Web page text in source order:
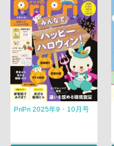
PriPri 2025年9・10月号